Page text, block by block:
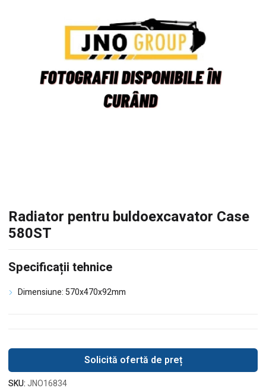
Radiator pentru buldoexcavator Case
580ST
Specificații tehnice
Dimensiune: 570x470x92mm
Solicită ofertă de preț
SKU:JNO16834